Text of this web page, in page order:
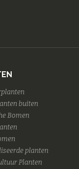
buiten
Bomen
planten
Planten